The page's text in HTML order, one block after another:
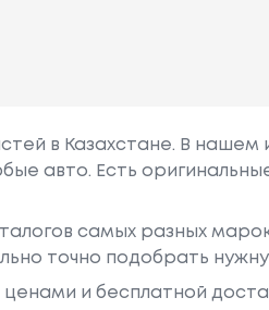
в Казахстане. В нашем
авто. Есть
самых разных
точно подобрать
и бесплатной